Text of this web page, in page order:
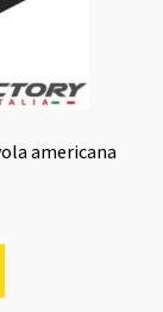
americana